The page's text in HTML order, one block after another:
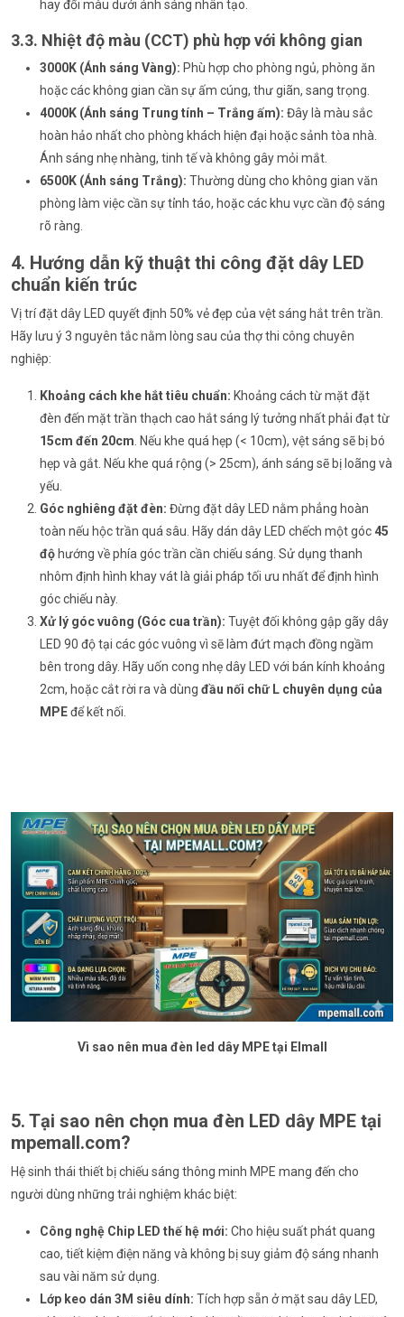
hay đổi màu dưới ánh sáng nhân tạo.
3.3. Nhiệt độ màu (CCT) phù hợp với không gian
3000K (Ánh sáng Vàng): Phù hợp cho phòng ngủ, phòng ăn
hoặc các không gian cần sự ấm cúng, thư giãn, sang trọng.
4000K (Ánh sáng Trung tính – Trắng ấm): Đây là màu sắc
hoàn hảo nhất cho phòng khách hiện đại hoặc sảnh tòa nhà.
Ánh sáng nhẹ nhàng, tinh tế và không gây mỏi mắt.
6500K (Ánh sáng Trắng): Thường dùng cho không gian văn
phòng làm việc cần sự tỉnh táo, hoặc các khu vực cần độ sáng
rõ ràng.
4. Hướng dẫn kỹ thuật thi công đặt dây LED
chuẩn kiến trúc
Vị trí đặt dây LED quyết định 50% vẻ đẹp của vệt sáng hắt trên trần.
Hãy lưu ý 3 nguyên tắc nằm lòng sau của thợ thi công chuyên
nghiệp:
Khoảng cách khe hắt tiêu chuẩn: Khoảng cách từ mặt đặt
đèn đến mặt trần thạch cao hắt sáng lý tưởng nhất phải đạt từ
15cm đến 20cm. Nếu khe quá hẹp (< 10cm), vệt sáng sẽ bị bó
hẹp và gắt. Nếu khe quá rộng (> 25cm), ánh sáng sẽ bị loãng và
yếu.
Góc nghiêng đặt đèn: Đừng đặt dây LED nằm phẳng hoàn
toàn nếu hộc trần quá sâu. Hãy dán dây LED chếch một góc 45
độ hướng về phía góc trần cần chiếu sáng. Sử dụng thanh
nhôm định hình khay vát là giải pháp tối ưu nhất để định hình
góc chiếu này.
Xử lý góc vuông (Góc cua trần): Tuyệt đối không gập gãy dây
LED 90 độ tại các góc vuông vì sẽ làm đứt mạch đồng ngầm
bên trong dây. Hãy uốn cong nhẹ dây LED với bán kính khoảng
2cm, hoặc cắt rời ra và dùng đầu nối chữ L chuyên dụng của
MPEđể kết nối.
Vì sao nên mua đèn led dây MPE tại Elmall
5. Tại sao nên chọn mua đèn LED dây MPE tại
mpemall.com?
Hệ sinh thái thiết bị chiếu sáng thông minh MPE mang đến cho
người dùng những trải nghiệm khác biệt:
Công nghệ Chip LED thế hệ mới: Cho hiệu suất phát quang
cao, tiết kiệm điện năng và không bị suy giảm độ sáng nhanh
sau vài năm sử dụng.
Lớp keo dán 3M siêu dính: Tích hợp sẵn ở mặt sau dây LED,